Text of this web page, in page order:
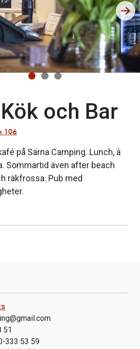
och Bar
106
på Särna Camping. Lunch, à
Sommartid även after beach
räkfrossa. Pub med
51
333 53 59